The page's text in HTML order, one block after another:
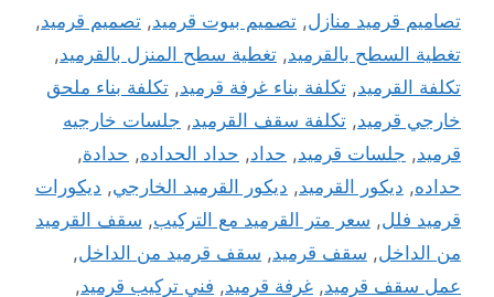
تصاميم قرميد منازل, تصميم بيوت قرميد, تصميم قرميد,
تغطية السطح بالقرميد, تغطية سطح المنزل بالقرميد,
تكلفة القرميد, تكلفة بناء غرفة قرميد, تكلفة بناء ملحق
خارجي قرميد, تكلفة سقف القرميد, جلسات خارجيه
قرميد, جلسات قرميد, حداد, حداد الحداده, حدادة,
حداده, ديكور القرميد, ديكور القرميد الخارجي, ديكورات
قرميد فلل, سعر متر القرميد مع التركيب, سقف القرميد
من الداخل, سقف قرميد, سقف قرميد من الداخل,
عمل سقف قرميد, غرفة قرميد, فني تركيب قرميد,